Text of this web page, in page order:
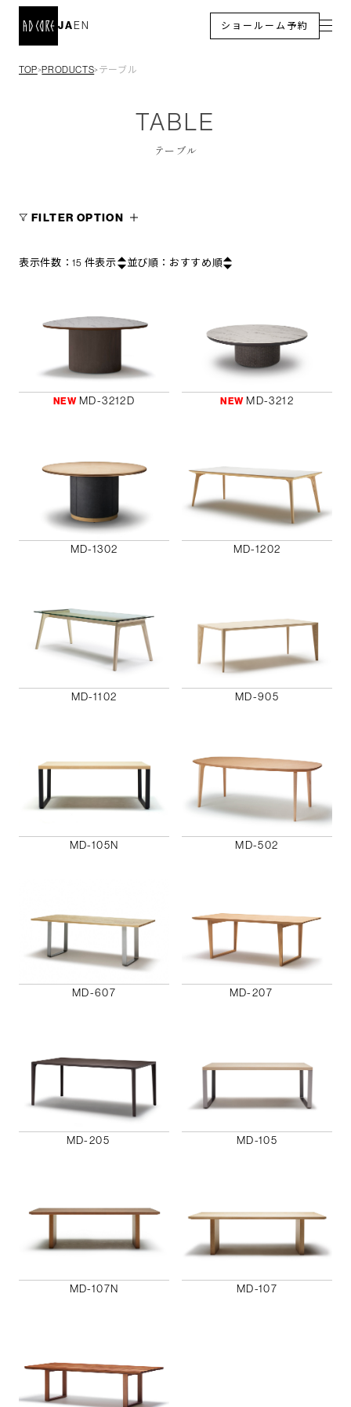
EN
JA ショールーム予約
TOP＞PRODUCTS＞ テーブル
TABLE
テーブル
FILTER OPTION
表示件数：15 件表示 並び順： おすすめ順
NEWMD-3212D NEWMD-3212
MD-1302 MD-1202
MD-1102 MD-905
MD-105N MD-502
MD-607 MD-207
MD-205 MD-105
MD-107N MD-107